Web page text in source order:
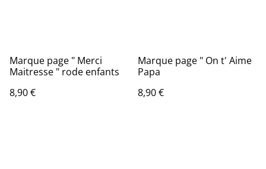
Marque page " Merci
Maitresse " rode enfants
8,90 €
Marque page " On t' Aime
Papa
8,90 €